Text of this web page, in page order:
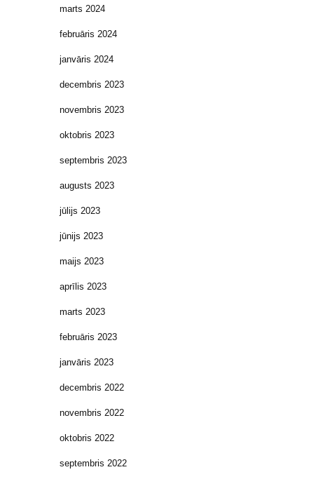
marts 2024
februāris 2024
janvāris 2024
decembris 2023
novembris 2023
oktobris 2023
septembris 2023
augusts 2023
jūlijs 2023
jūnijs 2023
maijs 2023
aprīlis 2023
marts 2023
februāris 2023
janvāris 2023
decembris 2022
novembris 2022
oktobris 2022
septembris 2022